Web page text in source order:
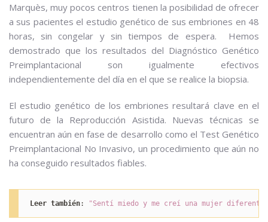
Marquès, muy pocos centros tienen la posibilidad de ofrecer
a sus pacientes el estudio genético de sus embriones en 48
horas, sin congelar y sin tiempos de espera. Hemos
demostrado que los resultados del Diagnóstico Genético
Preimplantacional son igualmente efectivos
independientemente del día en el que se realice la biopsia.
El estudio genético de los embriones resultará clave en el
futuro de la Reproducción Asistida. Nuevas técnicas se
encuentran aún en fase de desarrollo como el Test Genético
Preimplantacional No Invasivo, un procedimiento que aún no
ha conseguido resultados fiables.
Leer también: "Sentí miedo y me creí una mujer